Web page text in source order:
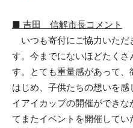
■ 吉田 信解市長コメント
いつも寄付にご協力いただ
す。今までにないほどたく
す。とても重量感があって
はじめ、子供たちの想いを
イアイカップの開催ができ
てまたイベントを開催して